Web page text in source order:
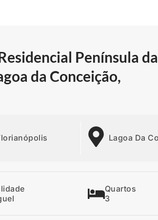
Península
da Conceição,
Lagoa Da
Quartos
3